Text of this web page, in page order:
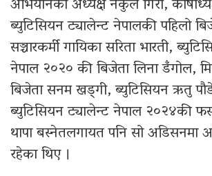
अभियानको अध्यक्ष नकुल गिरी,
ब्युटिसियन ट्यालेन्ट नेपालकी पहिलो
सञ्चारकर्मी गायिका सरिता भारती,
नेपाल २०२० की बिजेता लिना डँगोल,
बिजेता सनम खड्गी, ब्युटिसियन ऋतु
ब्युटिसियन ट्यालेन्ट नेपाल २०२४की
थापा बस्नेतलगायत पनि सो अडिसनमा
रहेका थिए ।